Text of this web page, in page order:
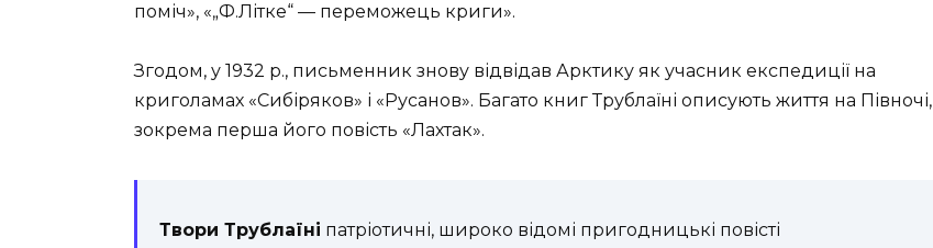
поміч», «„Ф.Літке“ — переможець криги».
Згодом, у 1932 р., письменник знову відвідав Арктику як учасник експедиції на
криголамах «Сибіряков» і «Русанов». Багато книг Трублаїні описують життя на Півночі,
зокрема перша його повість «Лахтак».
Твори Трублаїні патріотичні, широко відомі пригодницькі повісті